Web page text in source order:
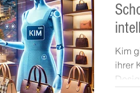
Kim
ihrer